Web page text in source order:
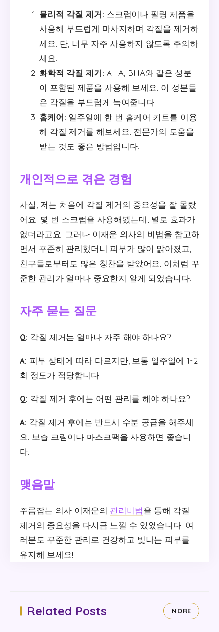
물리적 각질 제거: 스크럽이나 필링 제품을
사용해 부드럽게 마사지하며 각질을 제거하
세요. 단, 너무 자주 사용하지 않도록 주의하
세요.
화학적 각질 제거: AHA, BHA와 같은 성분
이 포함된 제품을 사용해 보세요. 이 성분들
은 각질을 부드럽게 녹여줍니다.
홈케어: 일주일에 한 번 홈케어 키트를 이용
해 각질 제거를 해보세요. 전문가의 도움을
받는 것도 좋은 방법입니다.
개인적으로 겪은 경험
사실, 저는 처음에 각질 제거의 중요성을 잘 몰랐
어요. 몇 번 스크럽을 사용해봤는데, 별로 효과가
없더라고요. 그러나 이재운 의사의 비법을 참고하
면서 꾸준히 관리했더니 피부가 많이 맑아졌고,
친구들로부터도 많은 칭찬을 받았어요. 이처럼 꾸
준한 관리가 얼마나 중요한지 알게 되었습니다.
자주 묻는 질문
Q: 각질 제거는 얼마나 자주 해야 하나요?
A: 피부 상태에 따라 다르지만, 보통 일주일에 1~2
회 정도가 적당합니다.
Q: 각질 제거 후에는 어떤 관리를 해야 하나요?
A: 각질 제거 후에는 반드시 수분 공급을 해주세
요. 보습 크림이나 마스크팩을 사용하면 좋습니
다.
맺음말
주름잡는 의사 이재운의 관리비법을 통해 각질
제거의 중요성을 다시금 느낄 수 있었습니다. 여
러분도 꾸준한 관리로 건강하고 빛나는 피부를
유지해 보세요!
Related Posts MORE